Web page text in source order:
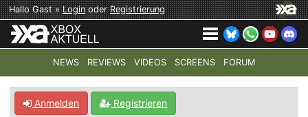
Hallo Gast »LoginoderRegistrierung
NEWS REVIEWS VIDEOS SCREENS FORUM
TOP-THEMEN: COD: MODERN WARFARE 4 HALO:
Anmelden Registrieren